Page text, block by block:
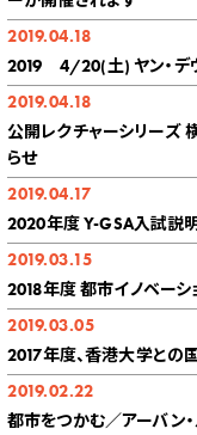
2019.04.18
2019 4/20(土) ヤン・デ
2019.04.18
公開レクチャーシリーズ
らせ
2019.04.17
2020年度 Y-GSA入試説
2019.03.15
2018年度 都市イノベー
2019.03.05
2017年度、香港大学との
2019.02.22
都市をつかむ／アーバン